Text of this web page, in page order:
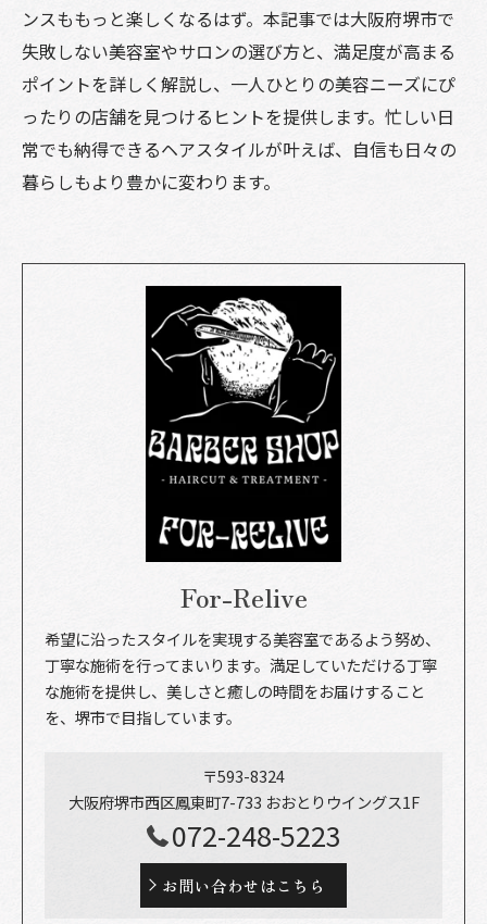
ンスももっと楽しくなるはず。本記事では大阪府堺市で
失敗しない美容室やサロンの選び方と、満足度が高まる
ポイントを詳しく解説し、一人ひとりの美容ニーズにぴ
ったりの店舗を見つけるヒントを提供します。忙しい日
常でも納得できるヘアスタイルが叶えば、自信も日々の
暮らしもより豊かに変わります。
For-Relive
希望に沿ったスタイルを実現する美容室であるよう努め、
丁寧な施術を行ってまいります。満足していただける丁寧
な施術を提供し、美しさと癒しの時間をお届けすること
を、堺市で目指しています。
〒593-8324
大阪府堺市西区鳳東町7-733 おおとりウイングス1F
072-248-5223
お問い合わせはこちら